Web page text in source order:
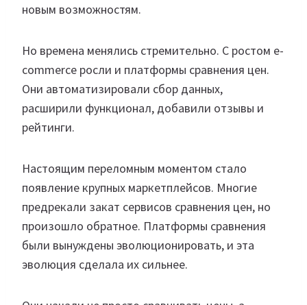
новым возможностям.
Но времена менялись стремительно. С ростом e-
commerce росли и платформы сравнения цен.
Они автоматизировали сбор данных,
расширили функционал, добавили отзывы и
рейтинги.
Настоящим переломным моментом стало
появление крупных маркетплейсов. Многие
предрекали закат сервисов сравнения цен, но
произошло обратное. Платформы сравнения
были вынуждены эволюционировать, и эта
эволюция сделала их сильнее.